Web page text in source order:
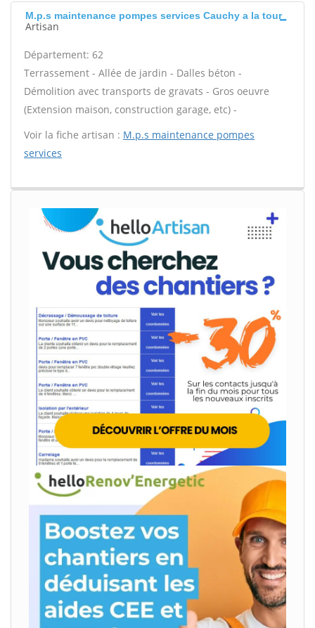
M.p.s maintenance pompes services Cauchy a la tour
Artisan
Département: 62
Terrassement - Allée de jardin - Dalles béton -
Démolition avec transports de gravats - Gros oeuvre
(Extension maison, construction garage, etc) -
Voir la fiche artisan : M.p.s maintenance pompes
services